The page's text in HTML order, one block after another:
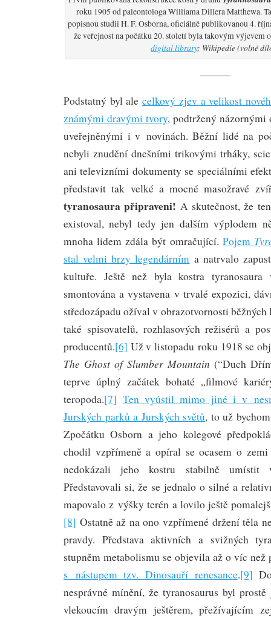
roku 1905 od paleontologa Williama Dillera Matthewa.
popisnou studii H. F. Osborna, oficiálně publikovanou 4.
že veřejnost na počátku 20. století byla takovým výjevem
digital library; Wikipedie (volné
———
Podstatný byl alecelkový zjev a velikost
známými dravými tvory, podtržený názornými
uveřejněnými i v novinách. Běžní lidé na
nebyli znudění dnešními trikovými trháky,
ani televizními dokumenty se speciálními
představit tak velké a mocné masožravé
tyranosaura připraveni! A skutečnost, že
existoval, nebyl tedy jen dalším výplodem
mnoha lidem zdála být omračující. Pojem
stal velmi brzy legendárním a natrvalo
kultuře. Ještě než byla kostra
smontována a vystavena v trvalé expozici,
středozápadu ožíval v obrazotvornosti
také spisovatelů, rozhlasových režisérů a
producentů.[6] Už v listopadu roku 1918 se
The Ghost of Slumber Mountain(“Duch
teprve úplný začátek bohaté „filmové
teropoda.[7] Ten vyústil mimo jiné i v
Jurských parků a Jurských světů, to už
Zpočátku Osborn a jeho kolegové
chodil vzpřímeně a opíral se ocasem o
nedokázali jeho kostru stabilně umístit
Představovali si, že se jednalo o silné a
mapovalo z výšky terén a lovilo ještě
[8] Ostatně až na ono vzpřímené držení těla
pravdy. Představa aktivních a svižných
stupněm metabolismu se objevila až o víc
s nástupem tzv. Dinosauří renesance.[9]
nesprávné mínění, že tyranosaurus byl
vlekoucím dravým ještěrem, přežívajícím